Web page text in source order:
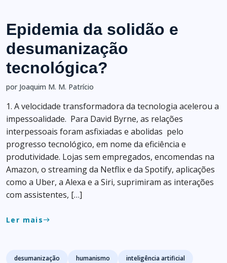
Epidemia da solidão e
desumanização
tecnológica?
por Joaquim M. M. Patrício
1. A velocidade transformadora da tecnologia acelerou a
impessoalidade. Para David Byrne, as relações
interpessoais foram asfixiadas e abolidas pelo
progresso tecnológico, em nome da eficiência e
produtividade. Lojas sem empregados, encomendas na
Amazon, o streaming da Netflix e da Spotify, aplicações
como a Uber, a Alexa e a Siri, suprimiram as interações
com assistentes, […]
Ler maiseast
Tags
desumanização humanismo
inteligência artificial